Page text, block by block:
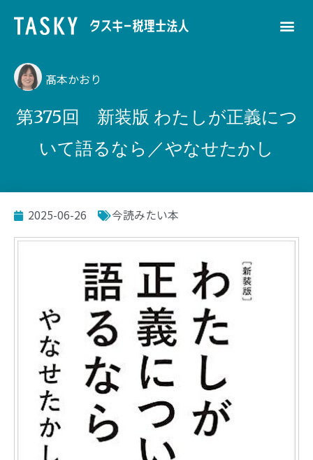
髙本かおり
第375回 新装版 わたしが正義につ
いて語るなら／やなせたかし
2025-06-26 今読みたい本